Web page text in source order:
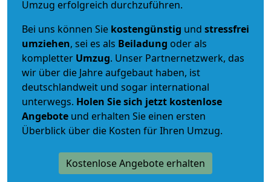
Umzug erfolgreich durchzuführen.
Bei uns können Sie kostengünstig und stressfrei
umziehen, sei es als Beiladung oder als
kompletter Umzug. Unser Partnernetzwerk, das
wir über die Jahre aufgebaut haben, ist
deutschlandweit und sogar international
unterwegs. Holen Sie sich jetzt kostenlose
Angebote und erhalten Sie einen ersten
Überblick über die Kosten für Ihren Umzug.
Kostenlose Angebote erhalten